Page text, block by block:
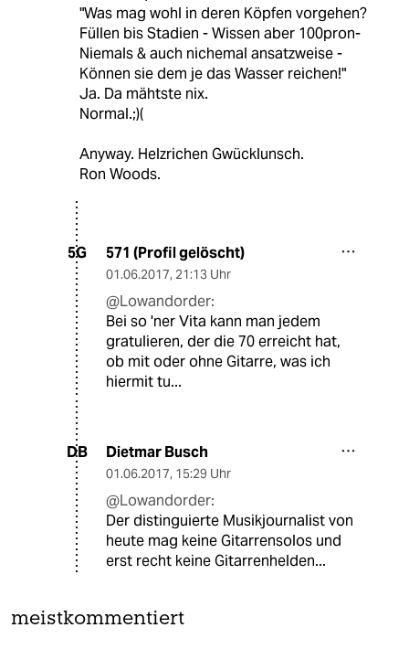
"Was mag wohl in deren Köpfen vorgehen?
Füllen bis Stadien - Wissen aber 100pron-
Niemals & auch nichemal ansatzweise -
Können sie dem je das Wasser reichen!"
Ja. Da mähtste nix.
Normal.;)(
Anyway. Helzrichen Gwücklunsch.
Ron Woods.
5G 571 (Profil gelöscht)
01.06.2017, 21:13 Uhr
@Lowandorder:
Bei so 'ner Vita kann man jedem
gratulieren, der die 70 erreicht hat,
ob mit oder ohne Gitarre, was ich
hiermit tu...
DB Dietmar Busch
01.06.2017, 15:29 Uhr
@Lowandorder:
Der distinguierte Musikjournalist von
heute mag keine Gitarrensolos und
erst recht keine Gitarrenhelden...
meistkommentiert